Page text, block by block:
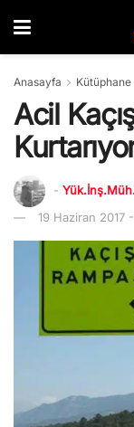
Anasayfa Kütüphane
Acil
-
19 Haziran 2017